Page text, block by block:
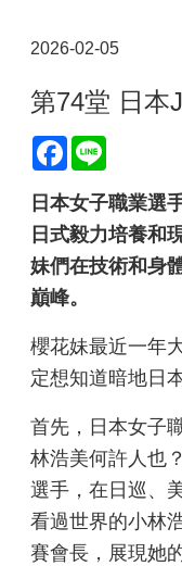
2026-02-05
第74堂 日本
Facebook
日本女子職業選
日式毅力培養和
妹們在技術和身
巔峰。
櫻花妹最近一年
定想知道暗地日
首先，日本女子
林浩美何許人也
選手，在日巡、
看過世界的小林
賽會長，展現她